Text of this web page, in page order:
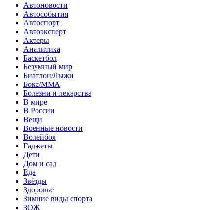
Автоновости
Автособытия
Автоспорт
Автоэксперт
Актеры
Аналитика
Баскетбол
Безумный мир
Биатлон/Лыжи
Бокс/MMA
Болезни и лекарства
В мире
В России
Вещи
Военные новости
Волейбол
Гаджеты
Дети
Дом и сад
Еда
Звёзды
Здоровье
Зимние виды спорта
ЗОЖ